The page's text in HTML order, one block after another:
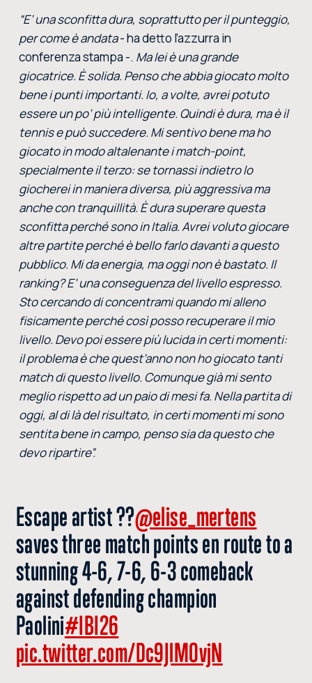
“E’ una sconfitta dura, soprattutto per il punteggio,
per come è andata- ha detto l’azzurra in
conferenza stampa -. Ma lei è una grande
giocatrice. È solida. Penso che abbia giocato molto
bene i punti importanti. Io, a volte, avrei potuto
essere un po’ più intelligente. Quindi è dura, ma è il
tennis e può succedere. Mi sentivo bene ma ho
giocato in modo altalenante i match-point,
specialmente il terzo: se tornassi indietro lo
giocherei in maniera diversa, più aggressiva ma
anche con tranquillità. È dura superare questa
sconfitta perché sono in Italia. Avrei voluto giocare
altre partite perché è bello farlo davanti a questo
pubblico. Mi da energia, ma oggi non è bastato. Il
ranking? E’ una conseguenza del livello espresso.
Sto cercando di concentrami quando mi alleno
fisicamente perché così posso recuperare il mio
livello. Devo poi essere più lucida in certi momenti:
il problema è che quest’anno non ho giocato tanti
match di questo livello. Comunque già mi sento
meglio rispetto ad un paio di mesi fa. Nella partita di
oggi, al di là del risultato, in certi momenti mi sono
sentita bene in campo, penso sia da questo che
devo ripartire”.
Escape artist ??@elise_mertens
saves three match points en route to a
stunning 4-6, 7-6, 6-3 comeback
against defending champion
Paolini#IBI26
pic.twitter.com/Dc9JlM0vjN